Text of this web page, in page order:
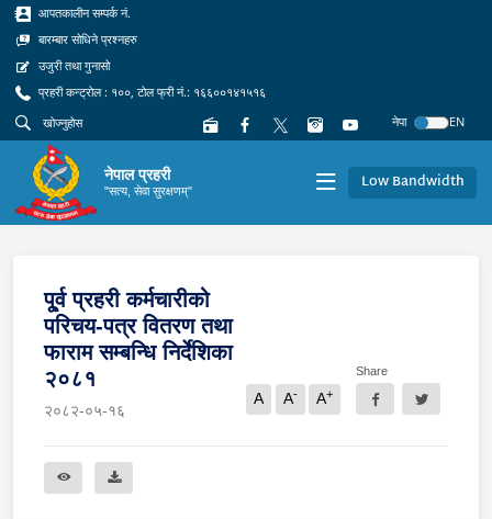
आपतकालीन सम्पर्क नं.
बारम्बार सोधिने प्रश्नहरु
उजुरी तथा गुनासो
प्रहरी कन्ट्रोल : १००, टोल फ्री नं.: १६६००१४१५१६
नेपा
EN
नेपाल प्रहरी
"सत्य, सेवा सुरक्षणम्" Low Bandwidth
पू्र्व प्रहरी कर्मचारीको
परिचय-पत्र वितरण तथा
फाराम सम्बन्धि निर्देशिका
२०८१
२०८२-०५-१६
A A- A+
Share